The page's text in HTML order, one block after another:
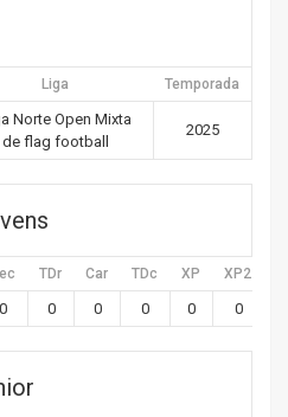
Liga Temporada
Norte Open Mixta
de flag football
2025
TDr Car TDc XP XP2
0 0 0 0 0 0